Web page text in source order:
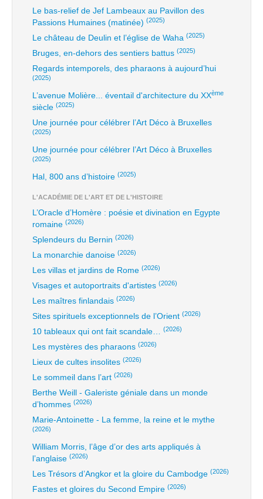
Le bas-relief de Jef Lambeaux au Pavillon des
Passions Humaines (matinée) (2025)
Le château de Deulin et l’église de Waha (2025)
Bruges, en-dehors des sentiers battus (2025)
Regards intemporels, des pharaons à aujourd’hui
(2025)
L’avenue Molière... éventail d'architecture du XXème
siècle (2025)
Une journée pour célébrer l’Art Déco à Bruxelles
(2025)
Une journée pour célébrer l’Art Déco à Bruxelles
(2025)
Hal, 800 ans d’histoire (2025)
L'ACADÉMIE DE L'ART ET DE L'HISTOIRE
L’Oracle d’Homère : poésie et divination en Egypte
romaine (2026)
Splendeurs du Bernin (2026)
La monarchie danoise (2026)
Les villas et jardins de Rome (2026)
Visages et autoportraits d'artistes (2026)
Les maîtres finlandais (2026)
Sites spirituels exceptionnels de l’Orient (2026)
10 tableaux qui ont fait scandale… (2026)
Les mystères des pharaons (2026)
Lieux de cultes insolites (2026)
Le sommeil dans l’art (2026)
Berthe Weill - Galeriste géniale dans un monde
d’hommes (2026)
Marie-Antoinette - La femme, la reine et le mythe
(2026)
William Morris, l’âge d’or des arts appliqués à
l’anglaise (2026)
Les Trésors d’Angkor et la gloire du Cambodge (2026)
Fastes et gloires du Second Empire (2026)